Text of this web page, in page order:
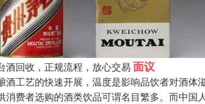
酒回收，正规流程，放心交易 面议
酒工艺的快速开展，温度是影响品饮者对酒体
消费者选购的酒类饮品可谓名目繁多。而中